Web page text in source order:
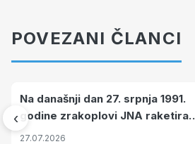
POVEZANI ČLANCI
‹
Na današnji dan 27. srpnja 1991.
godine zrakoplovi JNA raketirali
su vojarnu i obučni centar "Nikola
27.07.2026